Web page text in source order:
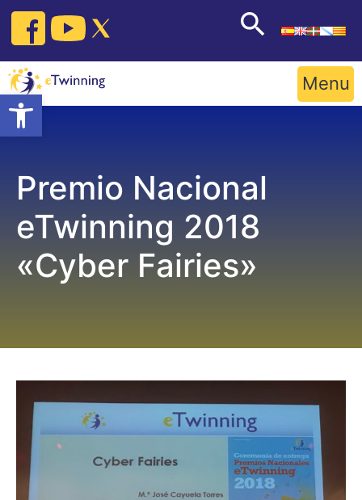
Open toolbar
Skip
content
Menu
Premio Nacional
eTwinning 2018
«Cyber Fairies»